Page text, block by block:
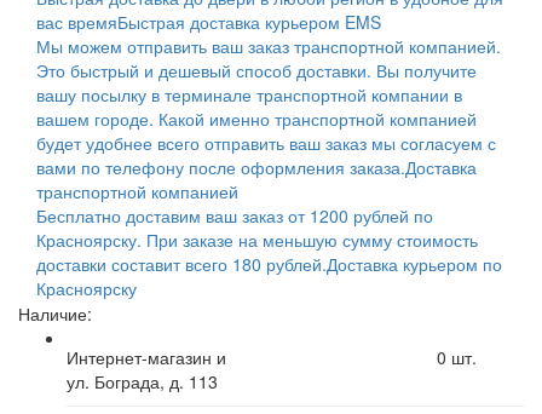
вас времяБыстрая доставка курьером EMS
Мы можем отправить ваш заказ транспортной компанией.
Это быстрый и дешевый способ доставки. Вы получите
вашу посылку в терминале транспортной компании в
вашем городе. Какой именно транспортной компанией
будет удобнее всего отправить ваш заказ мы согласуем с
вами по телефону после оформления заказа.Доставка
транспортной компанией
Бесплатно доставим ваш заказ от 1200 рублей по
Красноярску. При заказе на меньшую сумму стоимость
доставки составит всего 180 рублей.Доставка курьером по
Красноярску
Наличие:
Интернет-магазин и
ул. Бограда, д. 113
0 шт.